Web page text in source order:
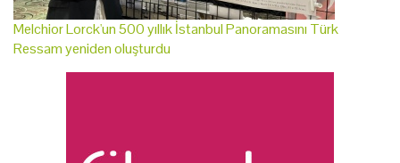
Melchior Lorck'un 500 yıllık İstanbul Panoramasını Türk
Ressam yeniden oluşturdu